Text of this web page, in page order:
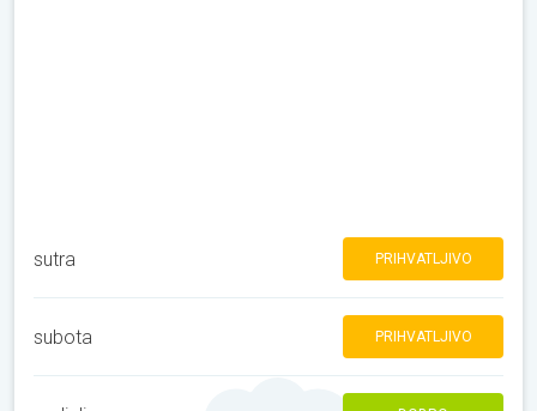
sutra PRIHVATLJIVO
subota PRIHVATLJIVO